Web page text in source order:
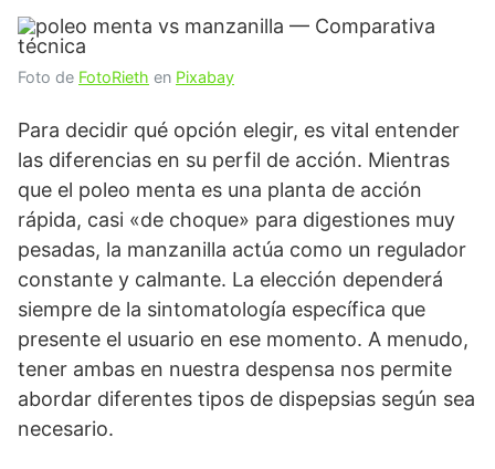
Foto de FotoRieth en Pixabay
Para decidir qué opción elegir, es vital entender
las diferencias en su perfil de acción. Mientras
que el poleo menta es una planta de acción
rápida, casi «de choque» para digestiones muy
pesadas, la manzanilla actúa como un regulador
constante y calmante. La elección dependerá
siempre de la sintomatología específica que
presente el usuario en ese momento. A menudo,
tener ambas en nuestra despensa nos permite
abordar diferentes tipos de dispepsias según sea
necesario.